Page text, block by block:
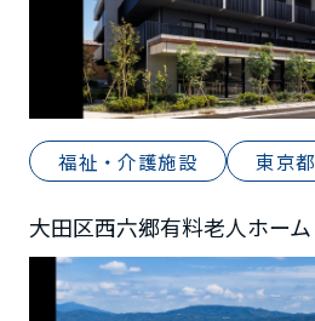
福祉・介護施設 東京都
大田区西六郷有料老人ホーム